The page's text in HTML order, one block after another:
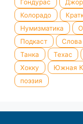
Гондурас
Колорадо
Нумизматика
Подкаст
Танка
Техас
Хокку
Южная
поэзия